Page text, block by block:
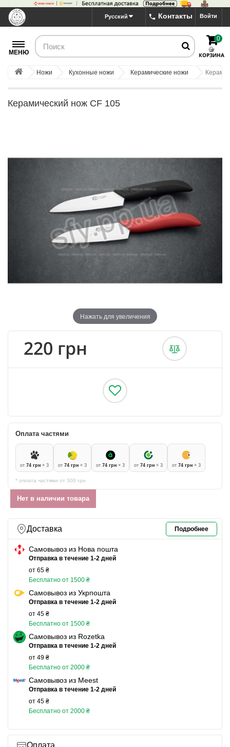
Войти
Контакты
Русский
КОРЗИНА
0
МЕНЮ
Ножи Кухонные ножи Керамические ножи
Керамический нож CF 105
Нажать для увеличения
220 грн
Оплата частями
от 74 грн × 3 от 74 грн × 3 от 74 грн × 3 от 74 грн × 3 от 74 грн × 3
* оплата частями от 300 грн
Нет в наличии товара
Доставка Подробнее
Самовывоз из Нова пошта
Отправка в течение 1-2 дней
от 65 ₴
Бесплатно от 1500 ₴
Самовывоз из Укрпошта
Отправка в течение 1-2 дней
от 45 ₴
Бесплатно от 1500 ₴
Самовывоз из Rozetka
Отправка в течение 1-2 дней
от 49 ₴
Бесплатно от 2000 ₴
Самовывоз из Meest
Отправка в течение 1-2 дней
от 45 ₴
Бесплатно от 2000 ₴
Оплата